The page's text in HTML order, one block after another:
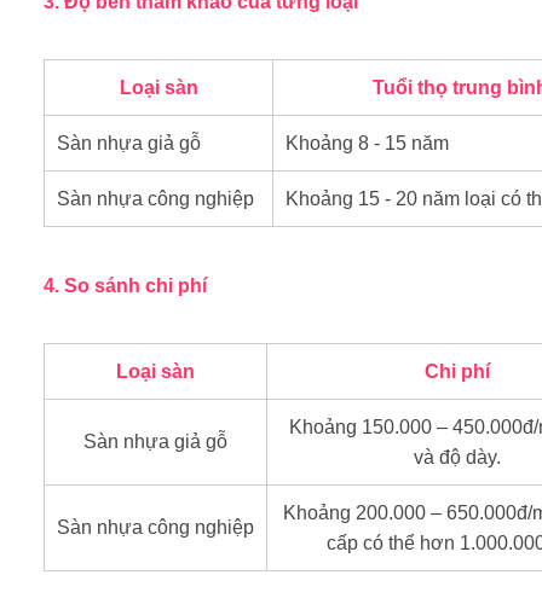
Loại sàn Tuổi thọ trung
Sàn nhựa giả gỗ Khoảng 8 - 15 năm
Sàn nhựa công nghiệp Khoảng 15 - 20 năm loại có
4. So sánh chi phí
Loại sàn Chi phí
Sàn nhựa giả gỗ
Khoảng 150.000 – 450.000đ/
và độ dày.
Sàn nhựa công nghiệp
Khoảng 200.000 – 650.000đ/
cấp có thể hơn